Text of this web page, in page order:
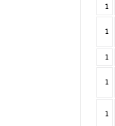
1
1
1
1
1